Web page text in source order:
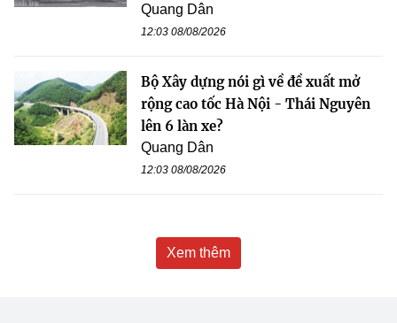
Quang Dân
12:03 08/08/2026
Bộ Xây dựng nói gì về đề xuất mở
rộng cao tốc Hà Nội - Thái Nguyên
lên 6 làn xe?
Quang Dân
12:03 08/08/2026
Xem thêm